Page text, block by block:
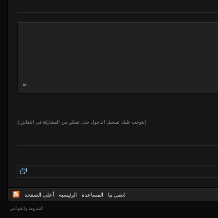
#4
(يتوجب عليك تسجيل الدخول حتى تتمكن من المشاركة في النقاش.)
اتصل بنا المساعدة الرئيسية أعلى الصفحة
الشروط والقوانين